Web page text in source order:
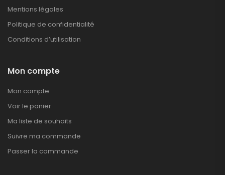
Mentions légales
Politique de confidentialité
Conditions d’utilisation
Mon compte
Mon compte
Voir le panier
Ma liste de souhaits
Suivre ma commande
Passer la commande